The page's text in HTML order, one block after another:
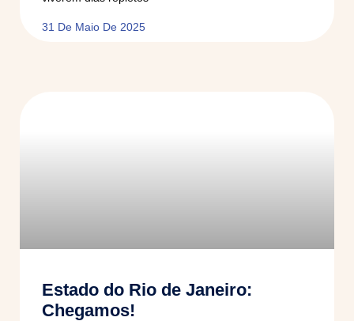
31 De Maio De 2025
Estado do Rio de Janeiro:
Chegamos!